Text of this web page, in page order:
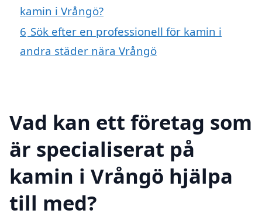
kamin i Vrångö?
6 Sök efter en professionell för kamin i
andra städer nära Vrångö
Vad kan ett företag som
är specialiserat på
kamin i Vrångö hjälpa
till med?